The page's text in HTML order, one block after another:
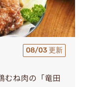
08/03 更新
むね肉の「竜田